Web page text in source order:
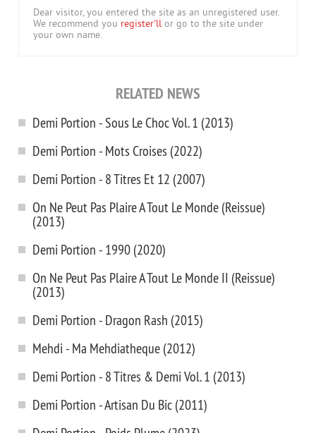
Dear visitor, you entered the site as an unregistered user.
We recommend you register'll or go to the site under
your own name.
RELATED NEWS
Demi Portion - Sous Le Choc Vol. 1 (2013)
Demi Portion - Mots Croises (2022)
Demi Portion - 8 Titres Et 12 (2007)
On Ne Peut Pas Plaire A Tout Le Monde (Reissue)
(2013)
Demi Portion - 1990 (2020)
On Ne Peut Pas Plaire A Tout Le Monde II (Reissue)
(2013)
Demi Portion - Dragon Rash (2015)
Mehdi - Ma Mehdiatheque (2012)
Demi Portion - 8 Titres & Demi Vol. 1 (2013)
Demi Portion - Artisan Du Bic (2011)